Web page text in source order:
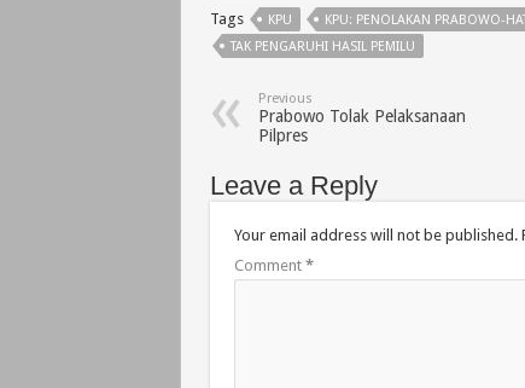
Tags KPU KPU: PENOLAKAN PRABOWO-
TAK PENGARUHI HASIL PEMILU
Previous
Prabowo Tolak Pelaksanaan
Pilpres
Leave a Reply
Your email address will not be published.
Comment *